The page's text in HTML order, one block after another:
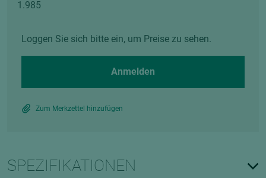
Loggen Sie sich bitte ein, um Preise zu sehen.
Anmelden
Zum Merkzettel hinzufügen
SPEZIFIKATIONEN